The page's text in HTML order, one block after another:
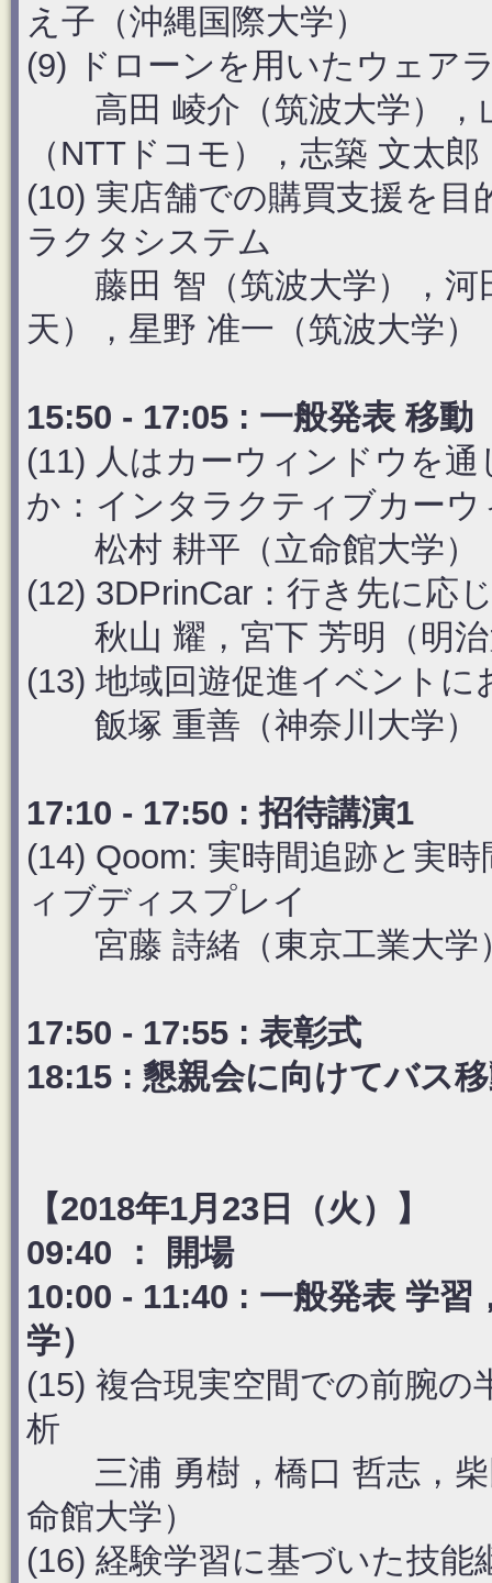
え子（沖縄国際大学）
(9) ドローンを用いたウェア
高田 崚介（筑波大学），
（NTTドコモ），志築 文太
(10) 実店舗での購買支援を
ラクタシステム
藤田 智（筑波大学），河
天），星野 准一（筑波大学）
15:50 - 17:05 : 一般発表 移
(11) 人はカーウィンドウを
か：インタラクティブカー
松村 耕平（立命館大学）
(12) 3DPrinCar：行き先に応
秋山 耀，宮下 芳明（明治
(13) 地域回遊促進イベント
飯塚 重善（神奈川大学）
17:10 - 17:50 : 招待講演1
(14) Qoom: 実時間追跡と実
ィブディスプレイ
宮藤 詩緒（東京工業大学
17:50 - 17:55 : 表彰式
18:15 : 懇親会に向けてバス
【2018年1月23日（火）】
09:40 ： 開場
10:00 - 11:40 : 一般発表 学
学）
(15) 複合現実空間での前腕
析
三浦 勇樹，橋口 哲志，柴
命館大学）
(16) 経験学習に基づいた技